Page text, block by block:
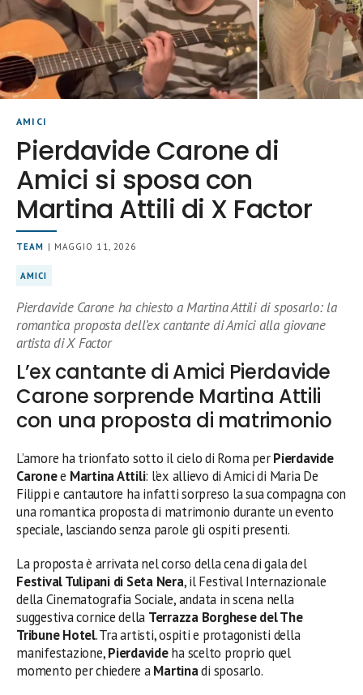
AMICI
Pierdavide Carone di
Amici si sposa con
Martina Attili di X Factor
TEAM | MAGGIO 11, 2026
AMICI
Pierdavide Carone ha chiesto a Martina Attili di sposarlo: la
romantica proposta dell’ex cantante di Amici alla giovane
artista di X Factor
L’ex cantante di Amici Pierdavide
Carone sorprende Martina Attili
con una proposta di matrimonio
L’amore ha trionfato sotto il cielo di Roma perPierdavide
Caronee Martina Attili: l’ex allievo di Amici di Maria De
Filippi e cantautore ha infatti sorpreso la sua compagna con
una romantica proposta di matrimonio durante un evento
speciale, lasciando senza parole gli ospiti presenti.
La proposta è arrivata nel corso della cena di gala del
Festival Tulipani di Seta Nera, il Festival Internazionale
della Cinematografia Sociale, andata in scena nella
suggestiva cornice della Terrazza Borghese del The
Tribune Hotel. Tra artisti, ospiti e protagonisti della
manifestazione,Pierdavideha scelto proprio quel
momento per chiedere aMartinadi sposarlo.